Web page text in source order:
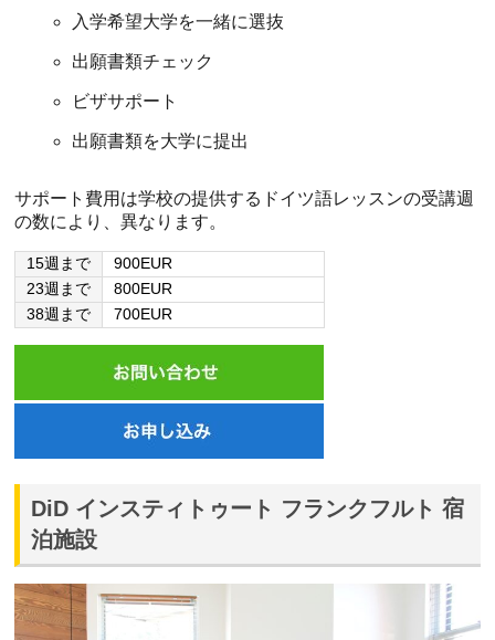
入学希望大学を一緒に選抜
出願書類チェック
ビザサポート
出願書類を大学に提出
サポート費用は学校の提供するドイツ語レッスンの受講週
の数により、異なります。
15週まで
900EUR
23週まで
800EUR
38週まで
700EUR
DiD インスティトゥート フランクフルト 宿
泊施設